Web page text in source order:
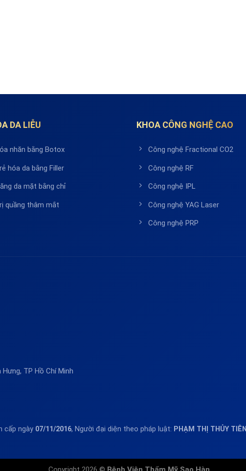
DA LIỄU
nhăn bằng Botox
hóa da bằng Filler
da mặt bằng chỉ
quầng thâm mắt
KHOA CÔNG NGHỆ CAO
Công nghệ Fractional CO2
Công nghệ RF
Công nghệ IPL
Công nghệ YAG Laser
Công nghệ PRP
TP Hồ Chí Minh
cấp ngày 07/11/2016, Người đại diện theo pháp luật: PHẠM THỊ THỦY TIÊN